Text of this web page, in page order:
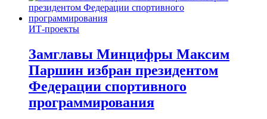
ИТ-проекты
Замглавы Минцифры Максим
Паршин избран президентом
Федерации спортивного
программирования